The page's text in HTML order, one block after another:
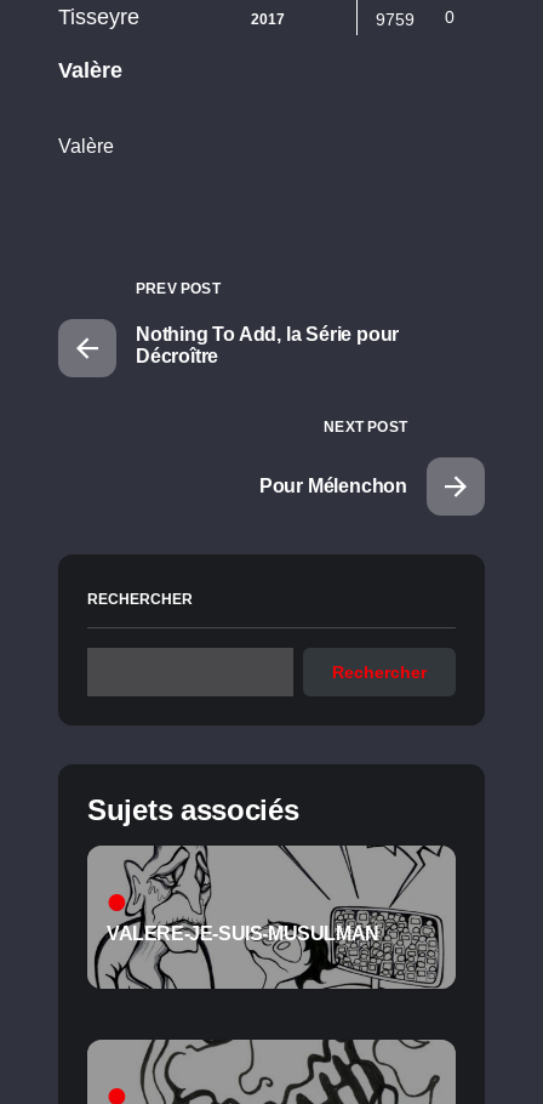
Tisseyre
2017
9759 0
Valère
Valère
PREV POST
Nothing To Add, la Série pour
Décroître
NEXT POST
Pour Mélenchon
RECHERCHER
Rechercher
Sujets associés
VALERE-JE-SUIS-MUSULMAN